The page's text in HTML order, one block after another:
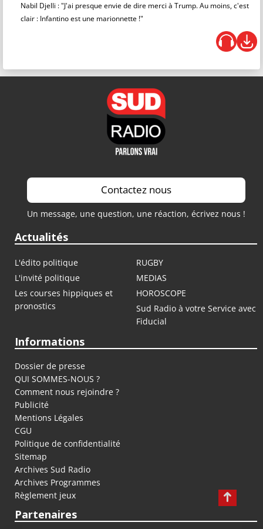
Nabil Djelli : "J'ai presque envie de dire merci à Trump. Au moins, c'est
clair : Infantino est une marionnette !"
Contactez nous
Un message, une question, une réaction, écrivez nous !
Actualités
L'édito politique
RUGBY
L'invité politique
MEDIAS
Les courses hippiques et
pronostics
HOROSCOPE
Sud Radio à votre Service avec
Fiducial
Informations
Dossier de presse
QUI SOMMES-NOUS ?
Comment nous rejoindre ?
Publicité
Mentions Légales
CGU
Politique de confidentialité
Sitemap
Archives Sud Radio
Archives Programmes
Règlement jeux
Partenaires